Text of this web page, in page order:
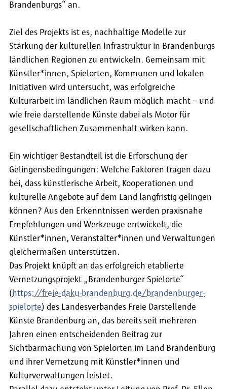
Brandenburgs“ an.
Ziel des Projekts ist es, nachhaltige Modelle zur
Stärkung der kulturellen Infrastruktur in Brandenburgs
ländlichen Regionen zu entwickeln. Gemeinsam mit
Künstler*innen, Spielorten, Kommunen und lokalen
Initiativen wird untersucht, was erfolgreiche
Kulturarbeit im ländlichen Raum möglich macht – und
wie freie darstellende Künste dabei als Motor für
gesellschaftlichen Zusammenhalt wirken kann.
Ein wichtiger Bestandteil ist die Erforschung der
Gelingensbedingungen: Welche Faktoren tragen dazu
bei, dass künstlerische Arbeit, Kooperationen und
kulturelle Angebote auf dem Land langfristig gelingen
können? Aus den Erkenntnissen werden praxisnahe
Empfehlungen und Werkzeuge entwickelt, die
Künstler*innen, Veranstalter*innen und Verwaltungen
gleichermaßen unterstützen.
Das Projekt knüpft an das erfolgreich etablierte
Vernetzungsprojekt „Brandenburger Spielorte“
( https://freie-daku-brandenburg.de/brandenburger-
spielorte) des Landesverbandes Freie Darstellende
Künste Brandenburg an, das bereits seit mehreren
Jahren einen entscheidenden Beitrag zur
Sichtbarmachung von Spielorten im Land Brandenburg
und ihrer Vernetzung mit Künstler*innen und
Kulturverwaltungen leistet.